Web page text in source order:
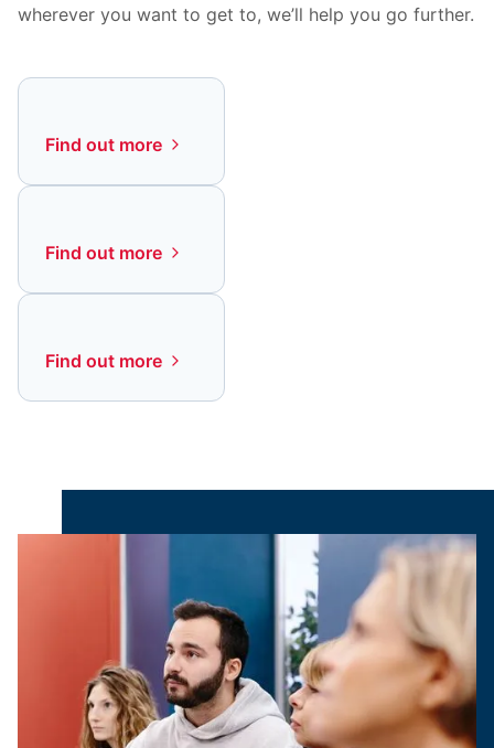
wherever you want to get to, we’ll help you go further.
Find out more
Find out more
Find out more